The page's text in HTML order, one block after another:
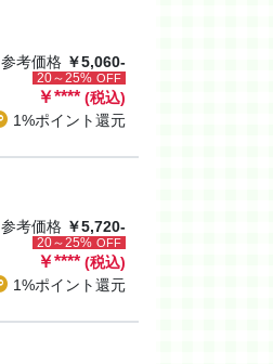
参考価格 ￥5,060-
20～25% OFF
￥**** (税込)
1%ポイント還元
参考価格 ￥5,720-
20～25% OFF
￥**** (税込)
1%ポイント還元